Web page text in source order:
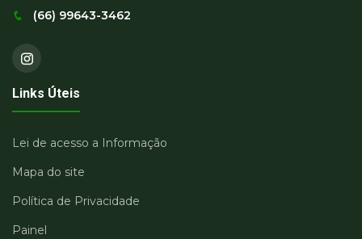
(66) 99643-3462
Links Úteis
Lei de acesso a Informação
Mapa do site
Política de Privacidade
Painel